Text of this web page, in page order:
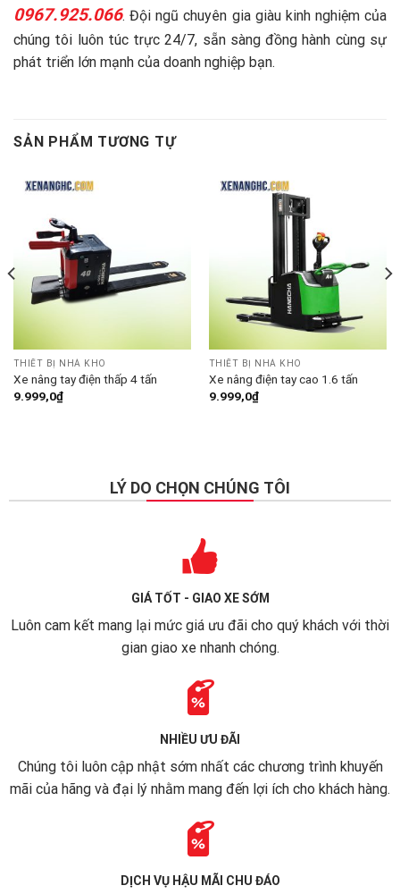
0967.925.066. Đội ngũ chuyên gia giàu kinh nghiệm của
chúng tôi luôn túc trực 24/7, sẵn sàng đồng hành cùng sự
phát triển lớn mạnh của doanh nghiệp bạn.
SẢN PHẨM TƯƠNG TỰ
THIẾT BỊ NHÀ KHO
Xe nâng tay điện thấp 4 tấn
9.999,0₫
THIẾT BỊ NHÀ KHO
Xe nâng điện tay cao 1.6 tấn
9.999,0₫
LÝ DO CHỌN CHÚNG TÔI
GIÁ TỐT - GIAO XE SỚM
Luôn cam kết mang lại mức giá ưu đãi cho quý khách với thời
gian giao xe nhanh chóng.
NHIỀU ƯU ĐÃI
Chúng tôi luôn cập nhật sớm nhất các chương trình khuyến
mãi của hãng và đại lý nhằm mang đến lợi ích cho khách hàng.
DỊCH VỤ HẬU MÃI CHU ĐÁO